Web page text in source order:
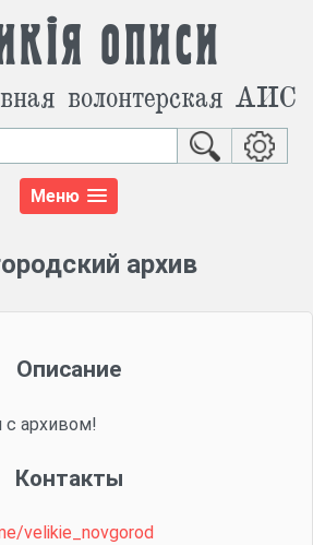
описи
волонтерская АИС
Меню
архив
Описание
с архивом​!
Контакты
velikie_novgorod